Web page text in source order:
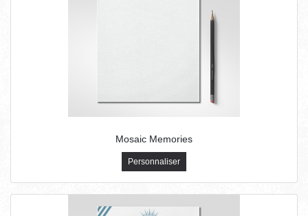
Mosaic Memories
Personnaliser